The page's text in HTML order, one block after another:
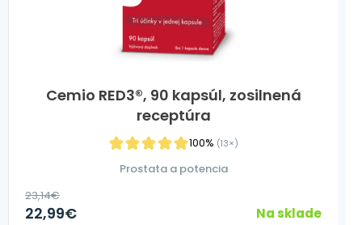
Cemio RED3®, 90 kapsúl, zosilnená
receptúra
100% (13×)
Prostata a potencia
23,14€
22,99€ Na sklade